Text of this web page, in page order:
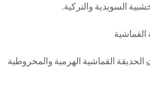
السويدية والتركية.
الحديقة القماشية الهرمية والمخروطية